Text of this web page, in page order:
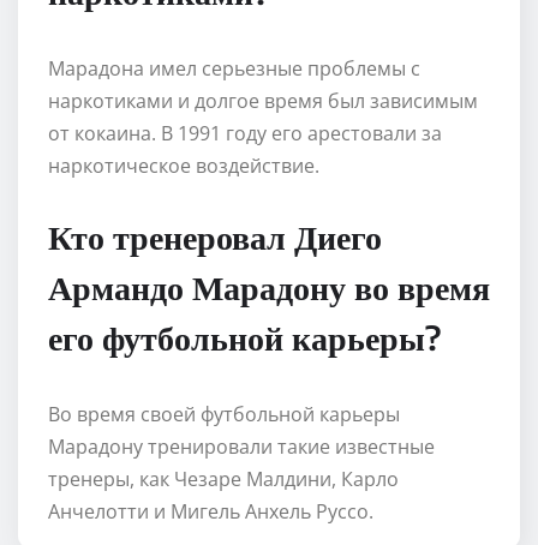
Марадона имел серьезные проблемы с
наркотиками и долгое время был зависимым
от кокаина. В 1991 году его арестовали за
наркотическое воздействие.
Кто тренеровал Диего
Армандо Марадону во время
его футбольной карьеры?
Во время своей футбольной карьеры
Марадону тренировали такие известные
тренеры, как Чезаре Малдини, Карло
Анчелотти и Мигель Анхель Руссо.